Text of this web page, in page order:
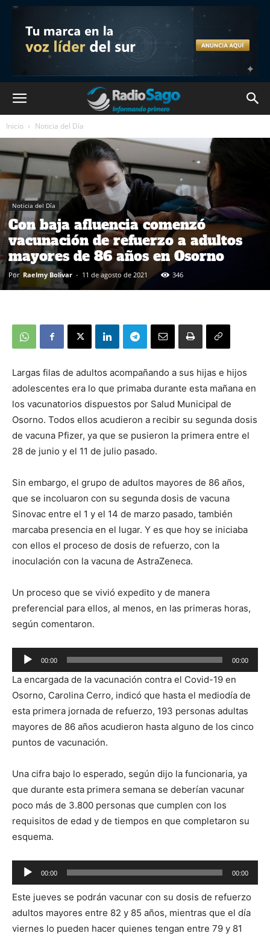
Inicio Noticia del Día
Noticia del Día
Con baja afluencia comenzó
vacunación de refuerzo a adultos
mayores de 86 años en Osorno
Por Raelmy Bolivar - 11 de agosto de 2021 346
Largas filas de adultos acompañando a sus hijas e hijos
adolescentes era lo que primaba durante esta mañana en
los vacunatorios dispuestos por Salud Municipal de
Osorno. Todos ellos acudieron a recibir su segunda dosis
de vacuna Pfizer, ya que se pusieron la primera entre el
28 de junio y el 11 de julio pasado.
Sin embargo, el grupo de adultos mayores de 86 años,
que se incoluaron con su segunda dosis de vacuna
Sinovac entre el 1 y el 14 de marzo pasado, también
marcaba presencia en el lugar. Y es que hoy se iniciaba
con ellos el proceso de dosis de refuerzo, con la
inoculación con la vacuna de AstraZeneca.
Un proceso que se vivió expedito y de manera
preferencial para ellos, al menos, en las primeras horas,
según comentaron.
Reproductor
de
audio
00:00 00:00
La encargada de la vacunación contra el Covid-19 en
Osorno, Carolina Cerro, indicó que hasta el mediodía de
esta primera jornada de refuerzo, 193 personas adultas
mayores de 86 años acudieron hasta alguno de los cinco
puntos de vacunación.
Una cifra bajo lo esperado, según dijo la funcionaria, ya
que durante esta primera semana se deberían vacunar
poco más de 3.800 personas que cumplen con los
requisitos de edad y de tiempos en que completaron su
esquema.
Reproductor
de
audio
00:00 00:00
Este jueves se podrán vacunar con su dosis de refuerzo
adultos mayores entre 82 y 85 años, mientras que el día
viernes lo pueden hacer quienes tengan entre 79 y 81